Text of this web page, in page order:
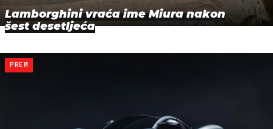
Lamborghini vraća ime Miura nakon
šest desetljeća
PREM